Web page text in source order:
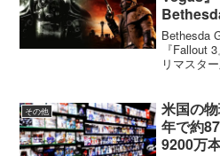
Bethesda
『Fallout
リマスタ
表した。
が過去の
その他
米国の
年で約
9200万